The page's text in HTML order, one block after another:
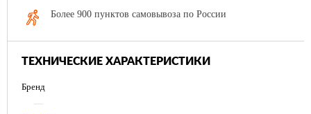
Более 900 пунктов самовывоза по России
ТЕХНИЧЕСКИЕ ХАРАКТЕРИСТИКИ
Бренд
—